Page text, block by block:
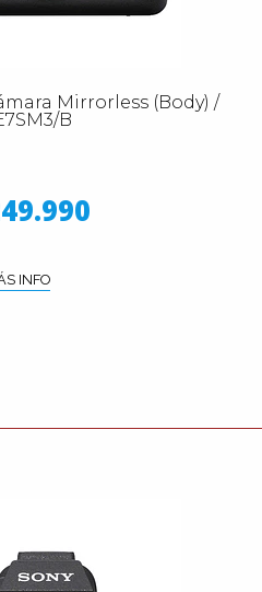
Mirrorless (Body) /
B
INFO